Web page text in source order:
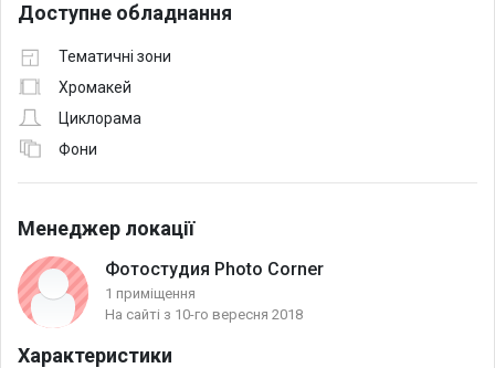
Доступне обладнання
Тематичні зони
Хромакей
Циклорама
Фони
Менеджер локації
Фотостудия Photo Corner
1 приміщення
На сайті з 10-го вересня 2018
Характеристики